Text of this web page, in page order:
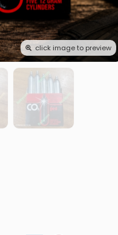
click image to preview